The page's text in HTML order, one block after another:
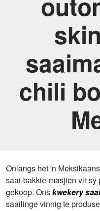
chili
Onlangs het 'n
saai-bakkie-masjien vir
gekoop. Onskwekery
saailinge vinnig te